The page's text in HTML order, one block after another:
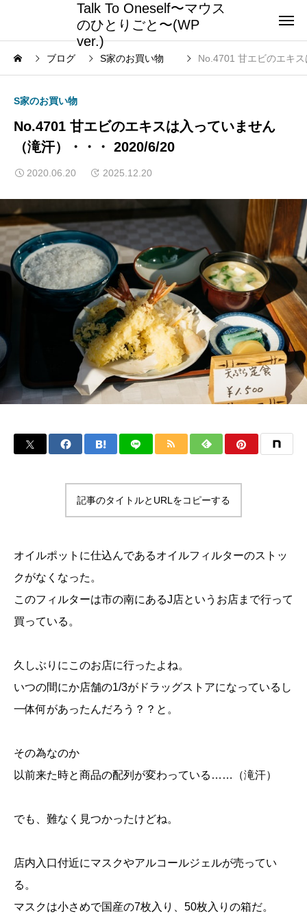
Talk To Oneself〜マウス
のひとりごと〜(WP
ver.)
ブログ S家のお買い物 No.4701 甘エビのエキ
S家のお買い物
No.4701 甘エビのエキスは入っていません
（滝汗）・・・ 2020/6/20
2020.06.20 2025.12.20
記事のタイトルとURLをコピーする
オイルポットに仕込んであるオイルフィルターのストッ
クがなくなった。
このフィルターは市の南にあるJ店というお店まで行って
買っている。
久しぶりにこのお店に行ったよね。
いつの間にか店舗の1/3がドラッグストアになっているし
一体何があったんだろう？？と。
その為なのか
以前来た時と商品の配列が変わっている……（滝汗）
でも、難なく見つかったけどね。
店内入口付近にマスクやアルコールジェルが売ってい
る。
マスクは小さめで国産の7枚入り、50枚入りの箱だ。